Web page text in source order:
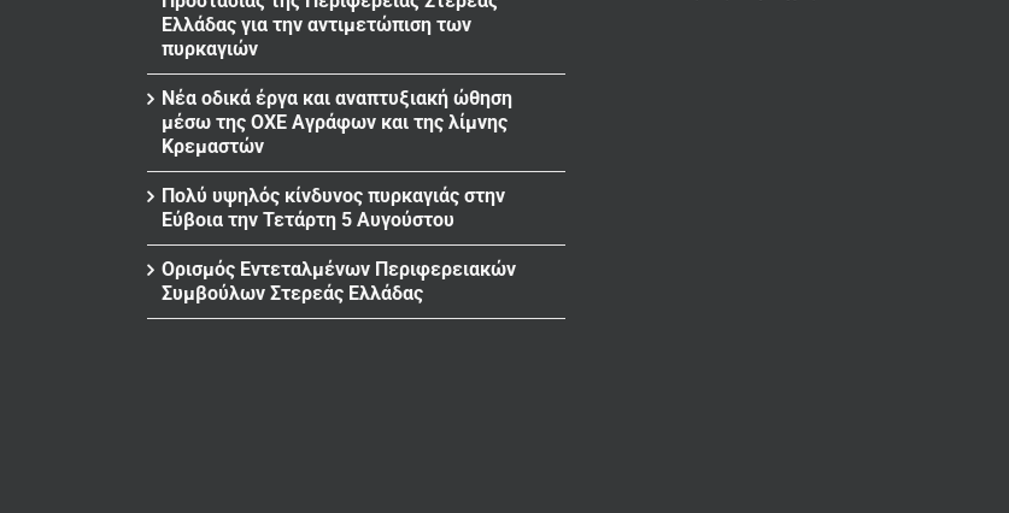
Ελλάδας για την αντιμετώπιση των
πυρκαγιών
Νέα οδικά έργα και αναπτυξιακή ώθηση
μέσω της ΟΧΕ Αγράφων και της λίμνης
Κρεμαστών
Πολύ υψηλός κίνδυνος πυρκαγιάς στην
Εύβοια την Τετάρτη 5 Αυγούστου
Ορισμός Εντεταλμένων Περιφερειακών
Συμβούλων Στερεάς Ελλάδας